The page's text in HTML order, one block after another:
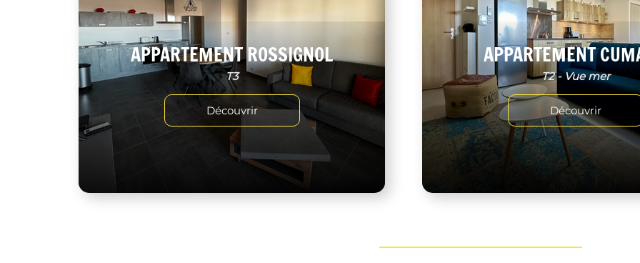
APPARTEMENT ROSSIGNOL
T3
Découvrir
APPARTEMENT
T2 - Vue mer
Découvrir